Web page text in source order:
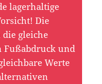
lagerhaltige
Die
die gleiche
Fußabdruck und
Werte